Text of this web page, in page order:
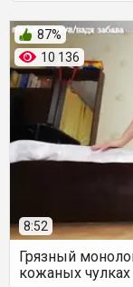
10 136
87%
8:52
Грязный
кожаных чулках